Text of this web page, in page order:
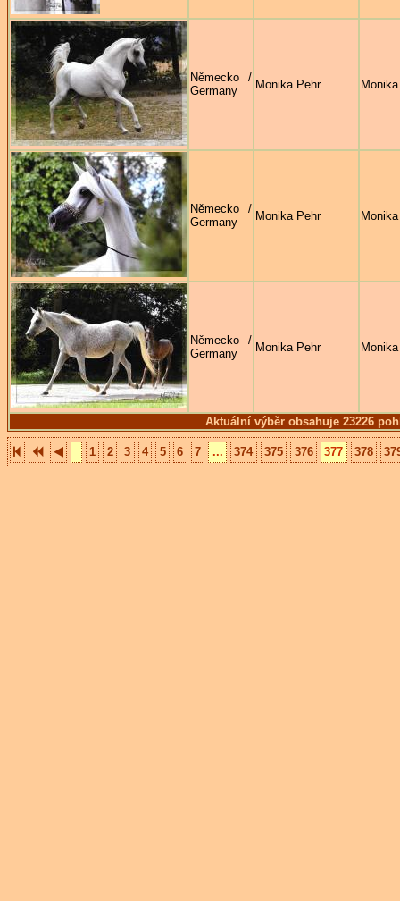
Aktuální výběr obsahuje 23226
Německo /
Germany
Monika Pehr
Německo /
Germany
Monika Pehr
Německo /
Germany
Monika Pehr
1 2 3 4 5 6 7 ... 374 375 376 377 378